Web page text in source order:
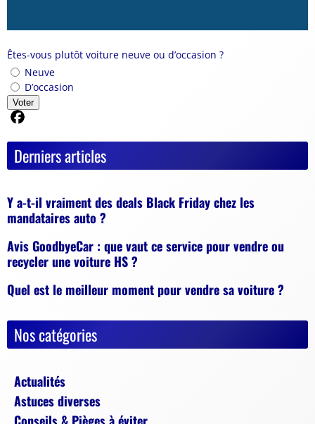
Êtes-vous plutôt voiture neuve ou d’occasion ?
Neuve
D’occasion
Voter
Derniers articles
Y a-t-il vraiment des deals Black Friday chez les
mandataires auto ?
Avis GoodbyeCar : que vaut ce service pour vendre ou
recycler une voiture HS ?
Quel est le meilleur moment pour vendre sa voiture ?
Nos catégories
Actualités
Astuces diverses
Conseils & Pièges à éviter